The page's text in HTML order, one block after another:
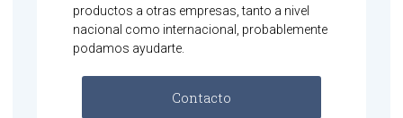
productos a otras empresas, tanto a nivel
nacional como internacional, probablemente
podamos ayudarte.
Contacto